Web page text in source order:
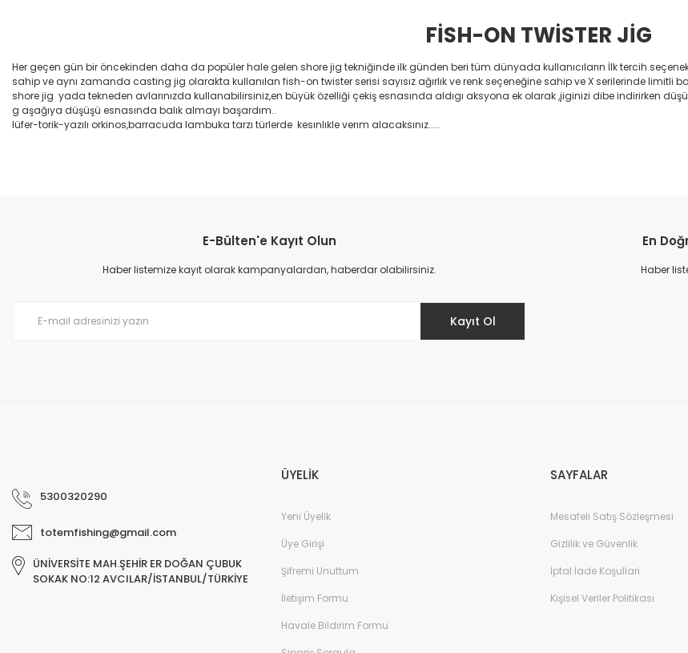
FİSH-ON TWİSTER JİG
Her geçen gün bir öncekinden daha da popüler hale gelen shore jig tekniğinde ilk günden beri tüm dünyada kullanıcıların İlk tercih
sahip ve aynı zamanda casting jig olarakta kullanılan fish-on twister serisi sayısız ağırlık ve renk seçeneğine sahip ve X serilerinde limitli
shore jig yada tekneden avlarınızda kullanabilirsiniz,en büyük özelliği çekiş esnasında aldıgı aksyona ek olarak ,jiginizi dibe indirirken
g aşağıya düşüşü esnasında balık almayı başardım..
lüfer-torik-yazılı orkinos,barracuda lambuka tarzı türlerde kesınlıkle verım alacaksınız.....
Ürün resmi kalitesiz, bozuk veya görüntülenemiyor.
Ürün açıklamasında eksik bilgiler bulunuyor.
harıka
E-Bülten'e Kayıt Olun
Haber listemize kayıt olarak kampanyalardan, haberdar olabilirsiniz.
Kayıt Ol
En
Haber
5300320290
totemfishing@gmail.com
ÜNİVERSİTE MAH.ŞEHİR ER DOĞAN ÇUBUK
SOKAK NO:12 AVCILAR/İSTANBUL/TÜRKİYE
ÜYELİK
Yeni Üyelik
Üye Girişi
Şifremi Unuttum
İletişim Formu
Havale Bildirim Formu
SAYFALAR
Mesafeli Satış Sözleşmesi
Gizlilik ve Güvenlik
İptal İade Koşullari
Kişisel Veriler Politikası